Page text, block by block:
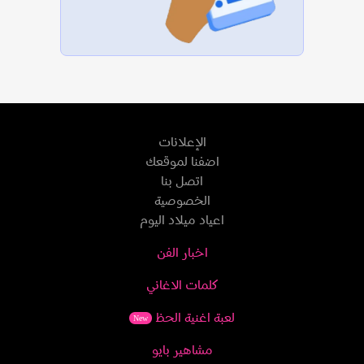
الإعلانات
اضفنا لموقعك
اتصل بنا
الخصوصية
اعياد ميلاد اليوم
اخبار الفن
كلمات الاغاني
لعبة اغنية الحظ New
مشاهير بايو